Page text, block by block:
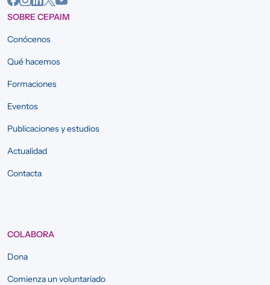
SOBRE CEPAIM
Conócenos
Qué hacemos
Formaciones
Eventos
Publicaciones y estudios
Actualidad
Contacta
COLABORA
Dona
Comienza un voluntariado